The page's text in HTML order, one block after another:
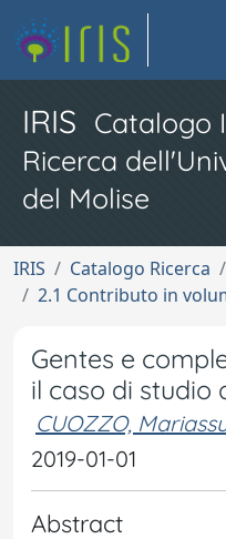
IRIS Catalogo
Ricerca
del Molise
IRIS Catalogo Ricerca
2.1 Contributo in
Gentes e
il caso di studio
CUOZZO,
2019-01-01
Abstract